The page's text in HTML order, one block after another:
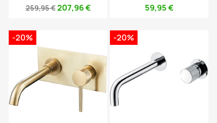
259,95 €207,96 € 59,95 €
-20% -20%